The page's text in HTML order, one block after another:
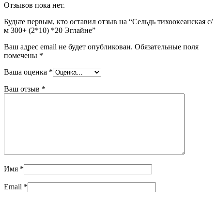
Отзывов пока нет.
Будьте первым, кто оставил отзыв на “Сельдь тихоокеанская с/
м 300+ (2*10) *20 Эглайне”
Ваш адрес email не будет опубликован. Обязательные поля
помечены *
Ваша оценка *
Ваш отзыв *
Имя *
Email *